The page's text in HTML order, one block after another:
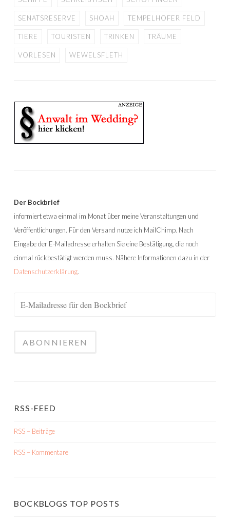
SENATSRESERVE SHOAH TEMPELHOFER FELD
TIERE TOURISTEN TRINKEN TRÄUME
VORLESEN WEWELSFLETH
Der Bockbrief
informiert etwa einmal im Monat über meine Veranstaltungen und
Veröffentlichungen. Für den Versand nutze ich MailChimp. Nach
Eingabe der E-Mailadresse erhalten Sie eine Bestätigung, die noch
einmal rückbestätigt werden muss. Nähere Informationen dazu in der
Datenschutzerklärung.
RSS-FEED
RSS – Beiträge
RSS – Kommentare
BOCKBLOGS TOP POSTS